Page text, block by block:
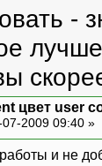
-
цвет user
07-2009 09:40 »
и не